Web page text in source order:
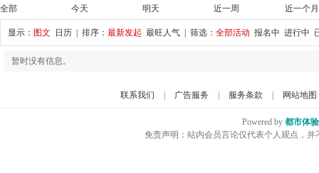
全部
今天 明天 近一周 近一个月
显示： 图文 日历 | 排序： 最新发起 最旺人气 | 筛选： 全部活动 报名中 进行中
暂时没有信息。
联系我们 广告服务 服务条款 网站地图
Powered by 都市体
免责声明：站内会员言论仅代表个人观点，